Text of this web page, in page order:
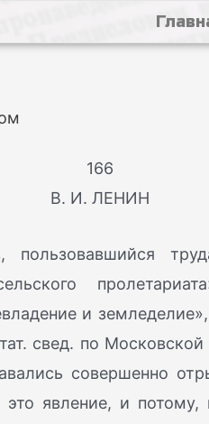
166
В. И. ЛЕНИН
пользовавшийся
и
свед. по Московской
совершенно
это явление, и